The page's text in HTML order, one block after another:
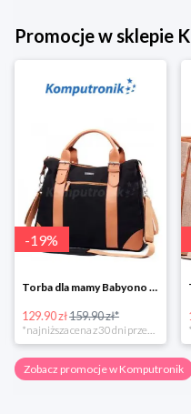
Promocje w sklepie
-19%
Torba dla mamy Babyono 1505/01 Comfort Icoinic 5/5
129.90 zł159.90 zł*
Zobacz promocje w Komputronik